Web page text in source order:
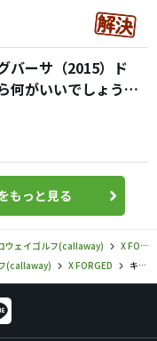
バーサ（2015）ド
何がいいでしょう
もっと見る
ウェイゴルフ(callaway)
X FORGED
(callaway) X FORGED キャロウェイゴルフ／X FORGED／X フォージド アイアン（2017）の口コミ評価